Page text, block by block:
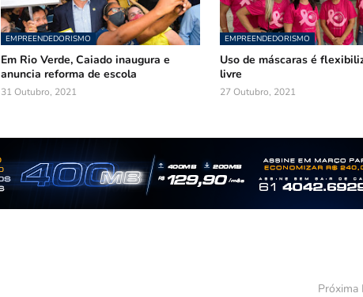
EMPREENDEDORISMO
Em Rio Verde, Caiado inaugura e
anuncia reforma de escola
31 Outubro, 2021
EMPREENDEDORISMO
Uso de máscaras é
livre
27 Outubro, 2021
Próxima